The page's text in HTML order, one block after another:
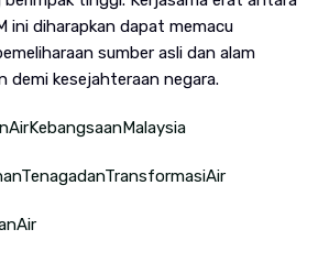
ini diharapkan dapat memacu
sumber asli dan alam
demi kesejahteraan negara.